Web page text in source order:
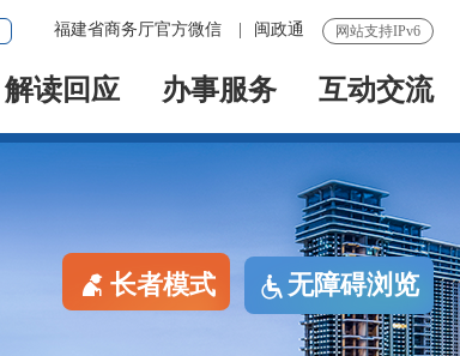
网站支持IPv6
福建省商务厅官方微信 闽政通
解读回应 办事服务 互动交流
长者模式 无障碍浏览